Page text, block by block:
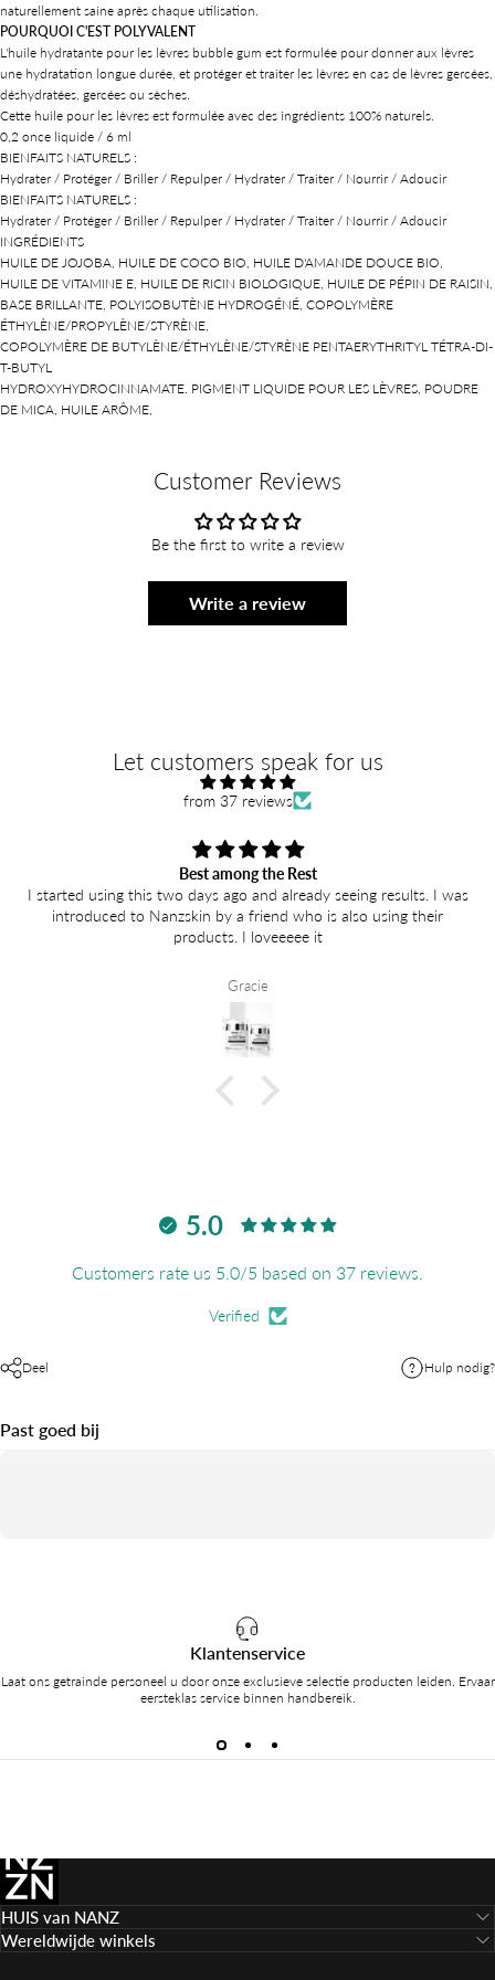
naturellement saine après chaque utilisation.
POURQUOI C'EST POLYVALENT
L'huile hydratante pour les lèvres bubble gum est formulée pour donner aux lèvres
une hydratation longue durée, et protéger et traiter les lèvres en cas de lèvres gercées,
déshydratées, gercées ou sèches.
Cette huile pour les lèvres est formulée avec des ingrédients 100% naturels.
0,2 once liquide / 6 ml
BIENFAITS NATURELS :
Hydrater / Protéger / Briller / Repulper / Hydrater / Traiter / Nourrir / Adoucir
BIENFAITS NATURELS :
Hydrater / Protéger / Briller / Repulper / Hydrater / Traiter / Nourrir / Adoucir
INGRÉDIENTS
HUILE DE JOJOBA, HUILE DE COCO BIO, HUILE D'AMANDE DOUCE BIO,
HUILE DE VITAMINE E, HUILE DE RICIN BIOLOGIQUE, HUILE DE PÉPIN DE RAISIN,
BASE BRILLANTE, POLYISOBUTÈNE HYDROGÉNÉ, COPOLYMÈRE
ÉTHYLÈNE/PROPYLÈNE/STYRÈNE,
COPOLYMÈRE DE BUTYLÈNE/ÉTHYLÈNE/STYRÈNE PENTAERYTHRITYL TÉTRA-DI-
T-BUTYL
HYDROXYHYDROCINNAMATE. PIGMENT LIQUIDE POUR LES LÈVRES, POUDRE
DE MICA, HUILE ARÔME,
Customer Reviews
Be the first to write a review
Write a review
Let customers speak for us
from 37 reviews
Best among the Rest
I started using this two days ago and already seeing results. I was
introduced to Nanzskin by a friend who is also using their
products. I loveeeee it
Gracie
5.0
Customers rate us 5.0/5 based on 37 reviews.
Verified
Deel Hulp nodig?
Past goed bij
Klantenservice
Laat ons getrainde personeel u door onze exclusieve selectie producten leiden. Ervaar
eersteklas service binnen handbereik.
HUIS van NANZ
Wereldwijde winkels